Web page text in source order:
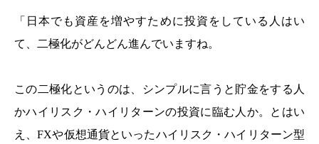
「日本でも資産を増やすために投資をしている人はい
て、二極化がどんどん進んでいますね。
この二極化というのは、シンプルに言うと貯金をする人
かハイリスク・ハイリターンの投資に臨む人か。とはい
え、FXや仮想通貨といったハイリスク・ハイリターン型